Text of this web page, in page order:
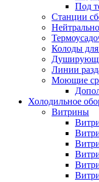
Под
Cтанции
Колоды
Линии
Моющие
Холодильное
Витрины